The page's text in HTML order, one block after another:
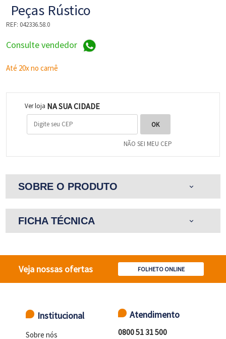
Peças Rústico
REF: 042336.58.0
Consulte vendedor
Até 20x no carnê
Ver loja NA SUA CIDADE
NÃO SEI MEU CEP
SOBRE O PRODUTO expand_more
FICHA TÉCNICA expand_more
Veja nossas ofertas FOLHETO ONLINE
Institucional
Sobre nós
Atendimento
0800 51 31 500